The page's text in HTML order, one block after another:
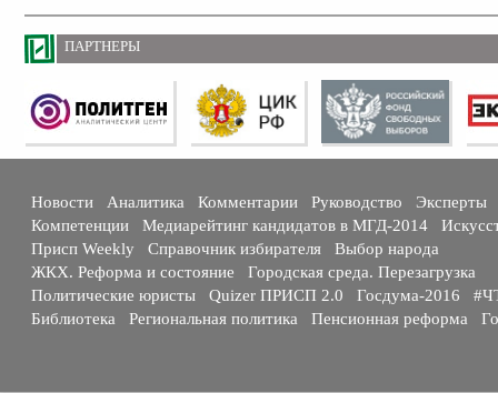
ПАРТНЕРЫ
Новости Аналитика Комментарии Руководство
Эксперты
Компетенции
Медиарейтинг кандидатов в МГД-2014
Присп Weekly
Справочник избирателя
Выбор народа
ЖКХ. Реформа и состояние
Городская среда. Перезагрузка
Политические юристы
Quizer ПРИСП 2.0 Госдума-2016
Библиотека
Региональная политика Пенсионная реформа